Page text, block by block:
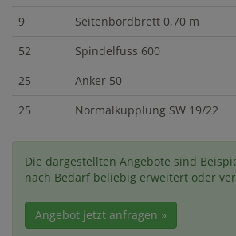
9
Seitenbordbrett 0,70 m
52
Spindelfuss 600
25
Anker 50
25
Normalkupplung SW 19/22
Die dargestellten Angebote sind
nach Bedarf beliebig erweitert oder
Angebot jetzt anfragen »